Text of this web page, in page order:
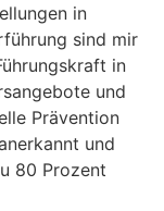
in
sind mir
in
und
Prävention
und
80 Prozent